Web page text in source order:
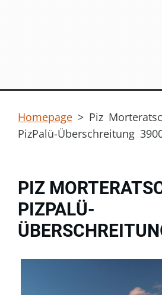
Homepage > Piz
PizPalü-Überschreitung
PIZ
PIZPALÜ-